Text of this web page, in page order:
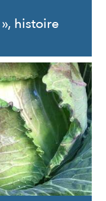
histoire